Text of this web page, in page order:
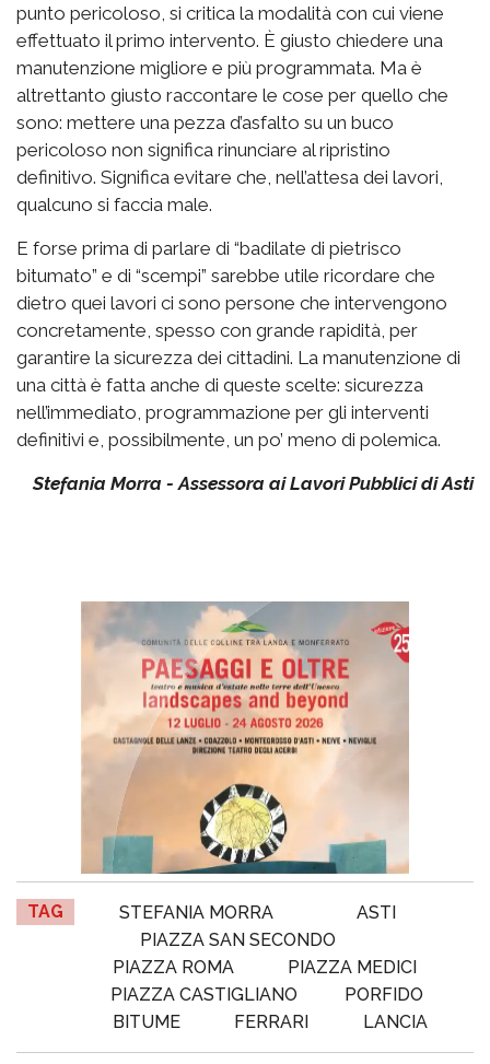
punto pericoloso, si critica la modalità con cui viene
effettuato il primo intervento. È giusto chiedere una
manutenzione migliore e più programmata. Ma è
altrettanto giusto raccontare le cose per quello che
sono: mettere una pezza d’asfalto su un buco
pericoloso non significa rinunciare al ripristino
definitivo. Significa evitare che, nell’attesa dei lavori,
qualcuno si faccia male.
E forse prima di parlare di “badilate di pietrisco
bitumato” e di “scempi” sarebbe utile ricordare che
dietro quei lavori ci sono persone che intervengono
concretamente, spesso con grande rapidità, per
garantire la sicurezza dei cittadini. La manutenzione di
una città è fatta anche di queste scelte: sicurezza
nell’immediato, programmazione per gli interventi
definitivi e, possibilmente, un po’ meno di polemica.
Stefania Morra - Assessora ai Lavori Pubblici di Asti
TAG STEFANIA MORRA
ASTI
PIAZZA SAN SECONDO
PIAZZA ROMA
PIAZZA MEDICI
PIAZZA CASTIGLIANO
PORFIDO
BITUME
FERRARI LANCIA